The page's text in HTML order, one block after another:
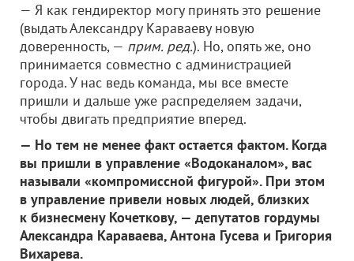
— Я как гендиректор могу принять это решение
(выдать Александру Караваеву новую
доверенность, — прим. ред.). Но, опять же, оно
принимается совместно с администрацией
города. У нас ведь команда, мы все вместе
пришли и дальше уже распределяем задачи,
чтобы двигать предприятие вперед.
— Но тем не менее факт остается фактом. Когда
вы пришли в управление «Водоканалом», вас
называли «компромиссной фигурой». При этом
в управление привели новых людей, близких
к бизнесмену Кочеткову, — депутатов гордумы
Александра Караваева, Антона Гусева и Григория
Вихарева.